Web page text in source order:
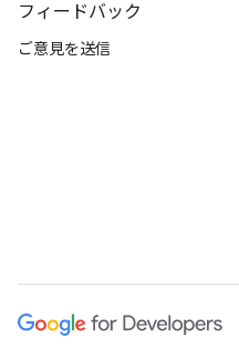
フィードバック
ご意見を送信